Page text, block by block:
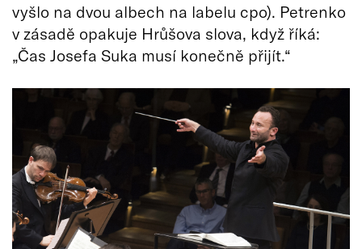
vyšlo na dvou albech na labelu cpo). Petrenko
v zásadě opakuje Hrůšova slova, když říká:
„Čas Josefa Suka musí konečně přijít.“